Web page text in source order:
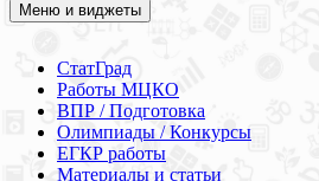
Академия СОВА
Подготовка к ЕГЭ, ОГЭ, ВПР,
Меню и виджеты
СтатГрад
Работы МЦКО
ВПР / Подготовка
Олимпиады / Конкурсы
ЕГКР работы
Материалы и статьи